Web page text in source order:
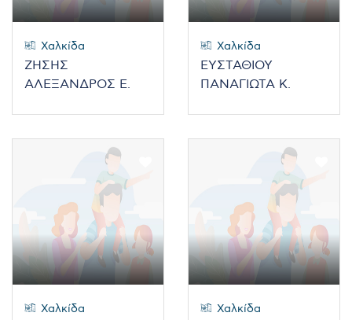
Χαλκίδα
ΖΗΣΗΣ
ΑΛΕΞΑΝΔΡΟΣ Ε.
Χαλκίδα
ΕΥΣΤΑΘΙΟΥ
ΠΑΝΑΓΙΩΤΑ Κ.
Χαλκίδα Χαλκίδα